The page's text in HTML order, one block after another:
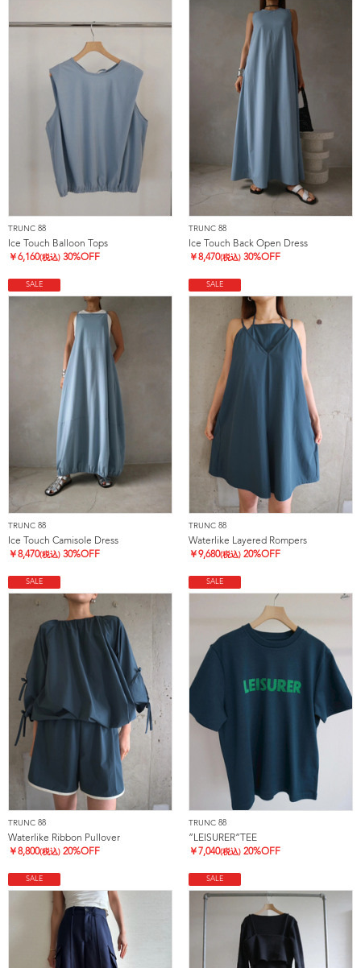
TRUNC 88
Ice Touch Balloon Tops
￥6,160(税込) 30%OFF
TRUNC 88
Ice Touch Back Open Dress
￥8,470(税込) 30%OFF
SALE
TRUNC 88
Ice Touch Camisole Dress
￥8,470(税込) 30%OFF
SALE
TRUNC 88
Waterlike Layered Rompers
￥9,680(税込) 20%OFF
SALE
TRUNC 88
Waterlike Ribbon Pullover
￥8,800(税込) 20%OFF
SALE
TRUNC 88
”LEISURER”TEE
￥ 7,040(税込) 20%OFF
SALE SALE